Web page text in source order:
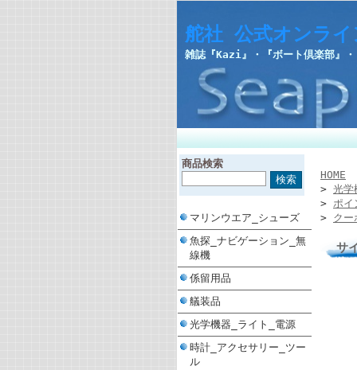
舵社 公式オンラ
雑誌『Kazi』・『ボート倶楽部』
商品検索
マリンウエア_シューズ
魚探_ナビゲーション_無
線機
係留用品
艤装品
光学機器_ライト_電源
時計_アクセサリー_ツー
ル
HOME
> 光学
> ポイ
> クー
サ